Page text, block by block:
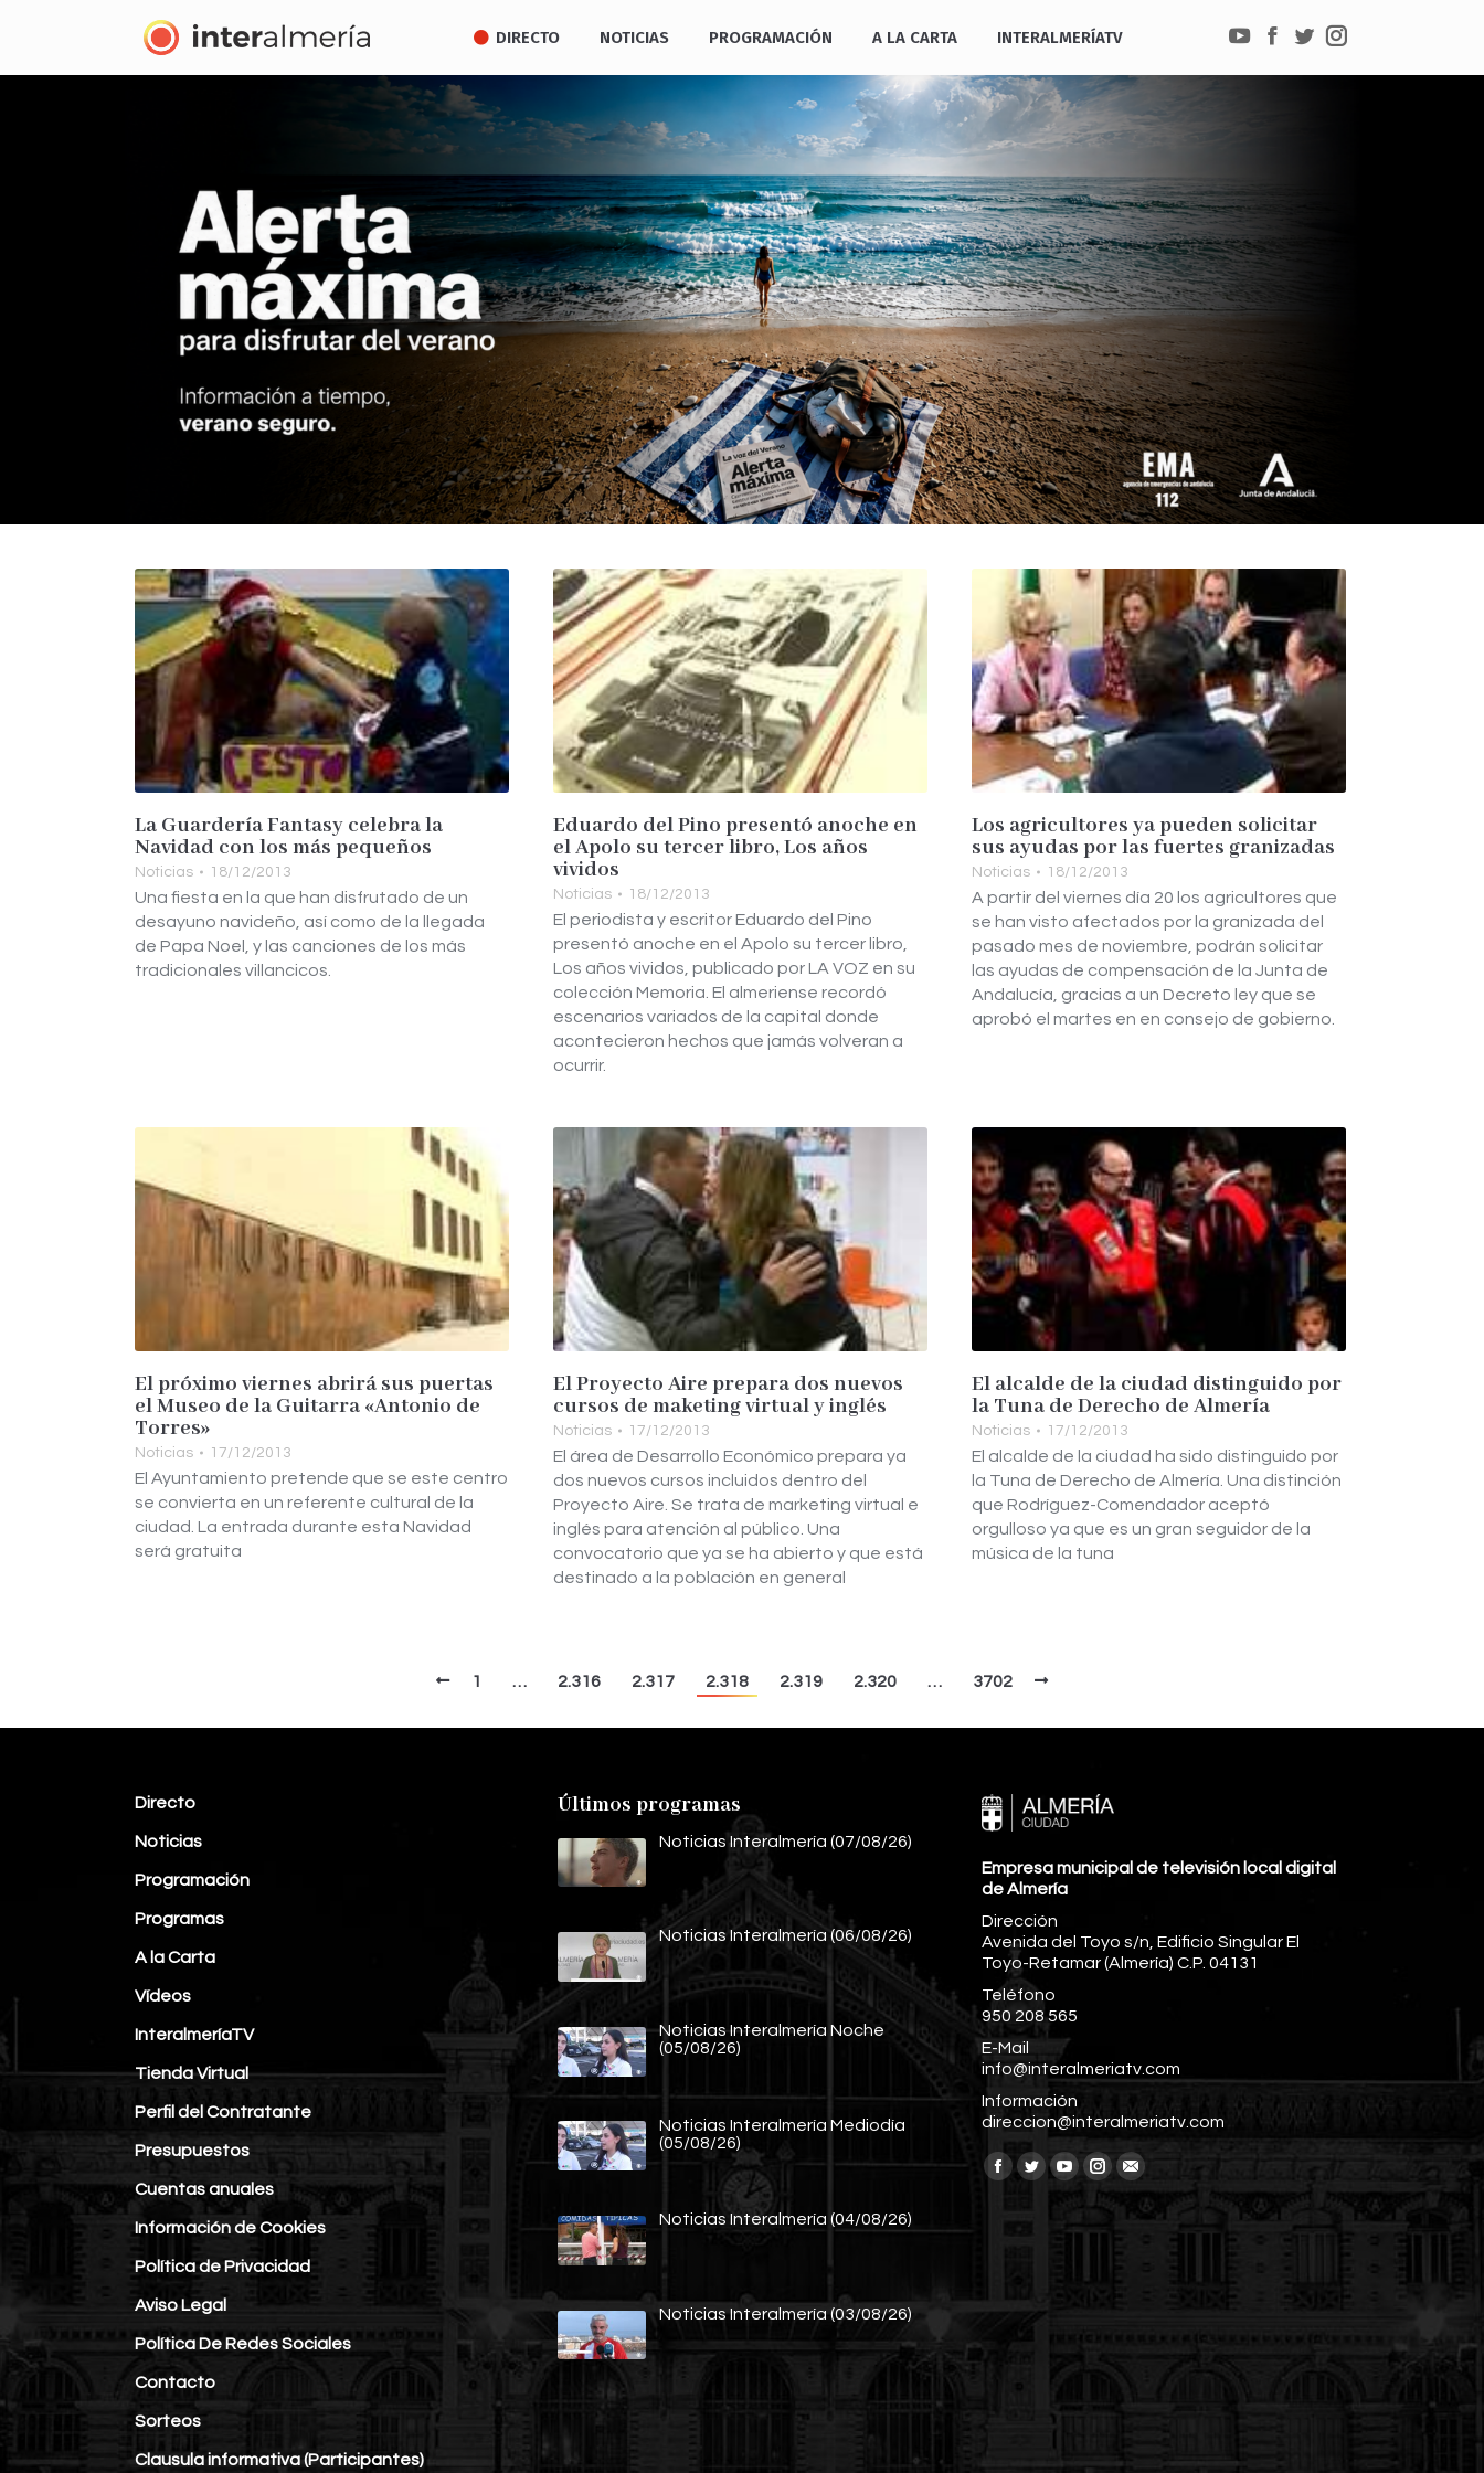
DIRECTO NOTICIAS PROGRAMACIÓN A LA CARTA INTERALMERÍATV
YouTube
Facebook
TwitterInstagram
La Guardería Fantasy celebra la
Navidad con los más pequeños
Noticias 18/12/2013
Una fiesta en la que han disfrutado de un
desayuno navideño, así como de la llegada
de Papa Noel, y las canciones de los más
tradicionales villancicos.
Eduardo del Pino presentó anoche en
el Apolo su tercer libro, Los años
vividos
Noticias 18/12/2013
El periodista y escritor Eduardo del Pino
presentó anoche en el Apolo su tercer libro,
Los años vividos, publicado por LA VOZ en su
colección Memoria. El almeriense recordó
escenarios variados de la capital donde
acontecieron hechos que jamás volveran a
ocurrir.
Los agricultores ya pueden solicitar
sus ayudas por las fuertes granizadas
Noticias 18/12/2013
A partir del viernes día 20 los agricultores que
se han visto afectados por la granizada del
pasado mes de noviembre, podrán solicitar
las ayudas de compensación de la Junta de
Andalucía, gracias a un Decreto ley que se
aprobó el martes en en consejo de gobierno.
El próximo viernes abrirá sus puertas
el Museo de la Guitarra «Antonio de
Torres»
Noticias 17/12/2013
El Ayuntamiento pretende que se este centro
se convierta en un referente cultural de la
ciudad. La entrada durante esta Navidad
será gratuita
El Proyecto Aire prepara dos nuevos
cursos de maketing virtual y inglés
Noticias 17/12/2013
El área de Desarrollo Económico prepara ya
dos nuevos cursos incluidos dentro del
Proyecto Aire. Se trata de marketing virtual e
inglés para atención al público. Una
convocatorio que ya se ha abierto y que está
destinado a la población en general
El alcalde de la ciudad distinguido por
la Tuna de Derecho de Almería
Noticias 17/12/2013
El alcalde de la ciudad ha sido distinguido por
la Tuna de Derecho de Almería. Una distinción
que Rodríguez-Comendador aceptó
orgulloso ya que es un gran seguidor de la
música de la tuna
1 … 2.316 2.317 2.318 2.319 2.320 … 3702
Directo
Noticias
Programación
Programas
A la Carta
Vídeos
InteralmeríaTV
Tienda Virtual
Perfil del Contratante
Presupuestos
Cuentas anuales
Información de Cookies
Política de Privacidad
Aviso Legal
Política De Redes Sociales
Contacto
Sorteos
Clausula informativa (Participantes)
Últimos programas
Noticias Interalmería (07/08/26)
Noticias Interalmería (06/08/26)
Noticias Interalmería Noche
(05/08/26)
Noticias Interalmería Mediodía
(05/08/26)
Noticias Interalmería (04/08/26)
Noticias Interalmería (03/08/26)
Empresa municipal de televisión local digital
de Almería
Dirección
Avenida del Toyo s/n, Edificio Singular El
Toyo-Retamar (Almería) C.P. 04131
Teléfono
950 208 565
E-Mail
info@interalmeriatv.com
Información
direccion@interalmeriatv.com
Encuéntranos en:
Facebook
TwitterYouTube
Instagram
Mail